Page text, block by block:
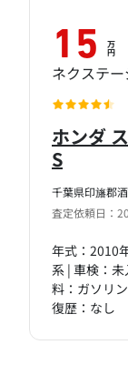
千葉県印旛郡
査定依頼日：
ホンダ
S
年式：2010
系 | 車検：
料：ガソリ
復歴：なし
15 万
円
ネクステー